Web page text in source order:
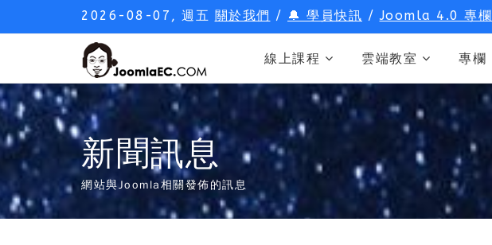
2026-08-07, 週五 關於我們 / 🔔 學員快訊 /Joomla 4.0 專欄
線上課程 雲端教室 專欄
新聞訊息
網站與Joomla相關發佈的訊息